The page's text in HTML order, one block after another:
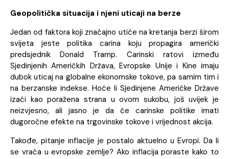
Geopolitička situacija i njeni uticaji na berze
Jedan od faktora koji značajno utiče na kretanja berzi širom
svijeta jeste politika carina koju propagira američki
predsjednik Donald Tramp. Carinski ratovi između
Sjedinjenih Američkih Država, Evropske Unije i Kine imaju
dubok uticaj na globalne ekonomske tokove, pa samim tim i
na berzanske indekse. Hoće li Sjedinjene Američke Države
izaći kao poražena strana u ovom sukobu, još uvijek je
neizvjesno, ali jasno je da će carinske politike imati
dugoročne efekte na trgovinske tokove i vrijednost akcija.
Takođe, pitanje inflacije je postalo aktuelno u Evropi. Da li
se vraća u evropske zemlje? Ako inflacija poraste kako to